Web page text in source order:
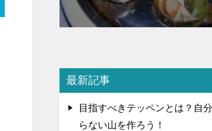
最新記事
目指すべきテッペンとは？自
らない山を作ろう！